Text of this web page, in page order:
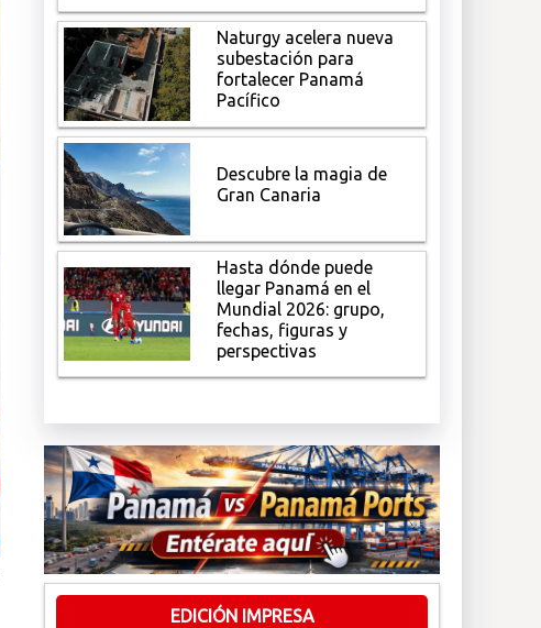
Naturgy acelera nueva
subestación para
fortalecer Panamá
Pacífico
Descubre la magia de
Gran Canaria
Hasta dónde puede
llegar Panamá en el
Mundial 2026: grupo,
fechas, figuras y
perspectivas
EDICIÓN IMPRESA